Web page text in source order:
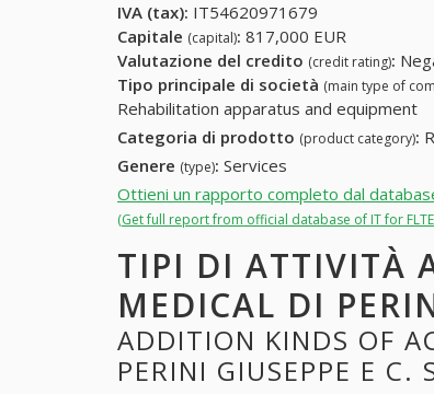
IVA (tax): IT54620971679
Capitale (capital): 817,000 EUR
Valutazione del credito (credit rating):
Tipo principale di società (main type of
Rehabilitation apparatus and equipment
Categoria di prodotto (product category):
Genere (type): Services
Ottieni un rapporto completo dal
(Get full report from official database of IT for
TIPI DI ATTIVITÀ
MEDICAL DI
ADDITION KINDS OF
PERINI GIUSEPPE E C.